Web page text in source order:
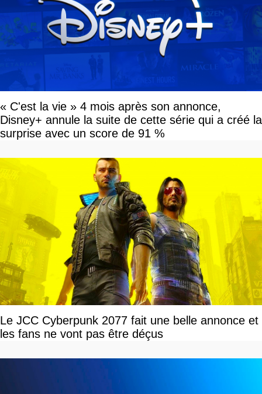
« C'est la vie » 4 mois après son annonce,
Disney+ annule la suite de cette série qui a créé la
surprise avec un score de 91 %
Le JCC Cyberpunk 2077 fait une belle annonce et
les fans ne vont pas être déçus